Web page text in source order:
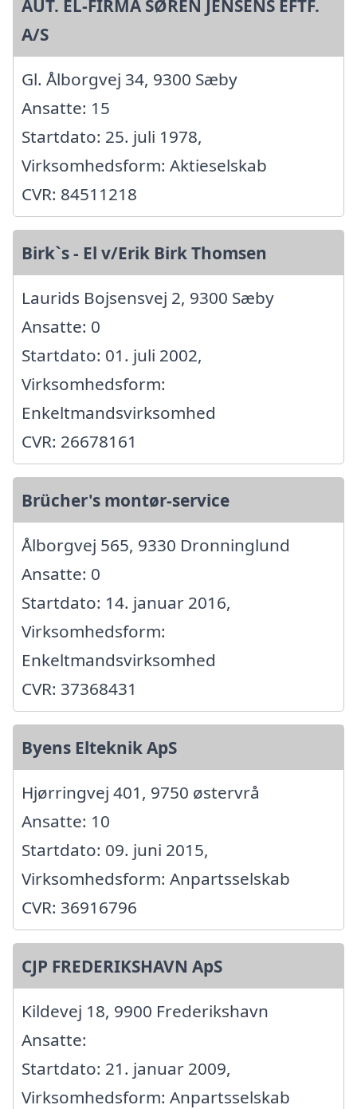
AUT. EL-FIRMA SØREN JENSENS EFTF.
A/S
Gl. Ålborgvej 34, 9300 Sæby
Ansatte: 15
Startdato: 25. juli 1978,
Virksomhedsform: Aktieselskab
CVR: 84511218
Birk`s - El v/Erik Birk Thomsen
Laurids Bojsensvej 2, 9300 Sæby
Ansatte: 0
Startdato: 01. juli 2002,
Virksomhedsform:
Enkeltmandsvirksomhed
CVR: 26678161
Brücher's montør-service
Ålborgvej 565, 9330 Dronninglund
Ansatte: 0
Startdato: 14. januar 2016,
Virksomhedsform:
Enkeltmandsvirksomhed
CVR: 37368431
Byens Elteknik ApS
Hjørringvej 401, 9750 østervrå
Ansatte: 10
Startdato: 09. juni 2015,
Virksomhedsform: Anpartsselskab
CVR: 36916796
CJP FREDERIKSHAVN ApS
Kildevej 18, 9900 Frederikshavn
Ansatte:
Startdato: 21. januar 2009,
Virksomhedsform: Anpartsselskab